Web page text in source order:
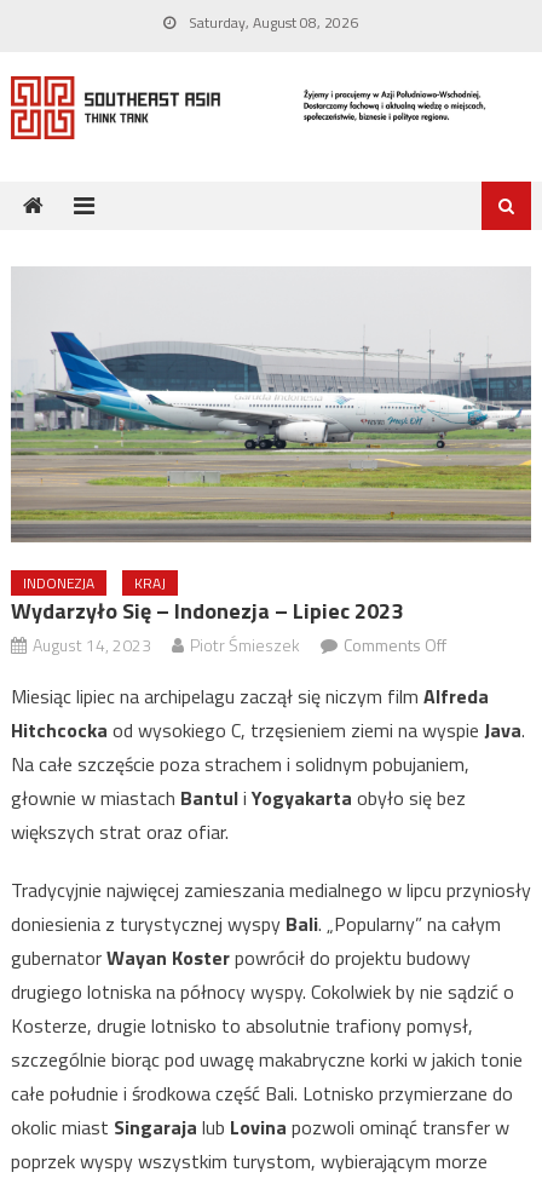
content
Saturday, August 08, 2026
INDONEZJA KRAJ
Wydarzyło Się – Indonezja – Lipiec 2023
August 14, 2023 Piotr Śmieszek Comments Offon
się
–
Indonezja
–
Miesiąc lipiec na archipelagu zaczął się niczym film Alfreda
Hitchcocka od wysokiego C, trzęsieniem ziemi na wyspie Java.
Na całe szczęście poza strachem i solidnym pobujaniem,
głownie w miastach BantuliYogyakarta obyło się bez
większych strat oraz ofiar.
Tradycyjnie najwięcej zamieszania medialnego w lipcu przyniosły
doniesienia z turystycznej wyspy Bali. „Popularny” na całym
gubernatorWayan Kosterpowrócił do projektu budowy
drugiego lotniska na północy wyspy. Cokolwiek by nie sądzić o
Kosterze, drugie lotnisko to absolutnie trafiony pomysł,
szczególnie biorąc pod uwagę makabryczne korki w jakich tonie
całe południe i środkowa część Bali. Lotnisko przymierzane do
okolic miast Singaraja lub Lovina pozwoli ominąć transfer w
poprzek wyspy wszystkim turystom, wybierającym morze